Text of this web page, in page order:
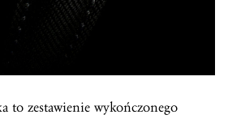
to zestawienie wykończonego